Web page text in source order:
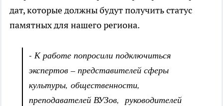
дат, которые должны будут получить статус
памятных для нашего региона.
- К работе попросили подключиться
экспертов – представителей сферы
культуры, общественности,
преподавателей ВУЗов, руководителей